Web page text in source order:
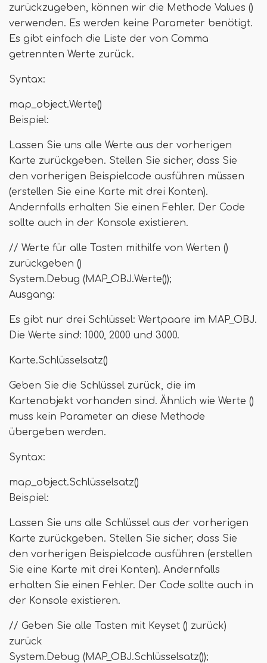
zurückzugeben, können wir die Methode Values ​​()
verwenden. Es werden keine Parameter benötigt.
Es gibt einfach die Liste der von Comma
getrennten Werte zurück.
Syntax:
map_object.Werte()
Beispiel:
Lassen Sie uns alle Werte aus der vorherigen
Karte zurückgeben. Stellen Sie sicher, dass Sie
den vorherigen Beispielcode ausführen müssen
(erstellen Sie eine Karte mit drei Konten).
Andernfalls erhalten Sie einen Fehler. Der Code
sollte auch in der Konsole existieren.
// Werte für alle Tasten mithilfe von Werten ()
zurückgeben ()
System.Debug (MAP_OBJ.Werte());
Ausgang:
Es gibt nur drei Schlüssel: Wertpaare im MAP_OBJ.
Die Werte sind: 1000, 2000 und 3000.
Karte.Schlüsselsatz()
Geben Sie die Schlüssel zurück, die im
Kartenobjekt vorhanden sind. Ähnlich wie Werte ()
muss kein Parameter an diese Methode
übergeben werden.
Syntax:
map_object.Schlüsselsatz()
Beispiel:
Lassen Sie uns alle Schlüssel aus der vorherigen
Karte zurückgeben. Stellen Sie sicher, dass Sie
den vorherigen Beispielcode ausführen (erstellen
Sie eine Karte mit drei Konten). Andernfalls
erhalten Sie einen Fehler. Der Code sollte auch in
der Konsole existieren.
// Geben Sie alle Tasten mit Keyset () zurück)
zurück
System.Debug (MAP_OBJ.Schlüsselsatz());